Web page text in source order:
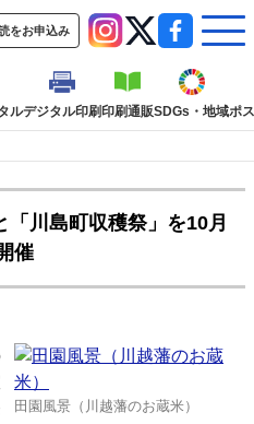
をお申込み
ルデジタル印刷印刷通販SDGs・地域ポ
動画コンテンツ
デジタル印刷
ス
川島町収穫祭」を10月
催
田園風景（川越藩のお蔵米）